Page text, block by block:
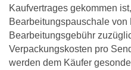
Kaufvertrages gekommen
Bearbeitungspauschale von
Bearbeitungsgebühr
Verpackungskosten pro
werden dem Käufer